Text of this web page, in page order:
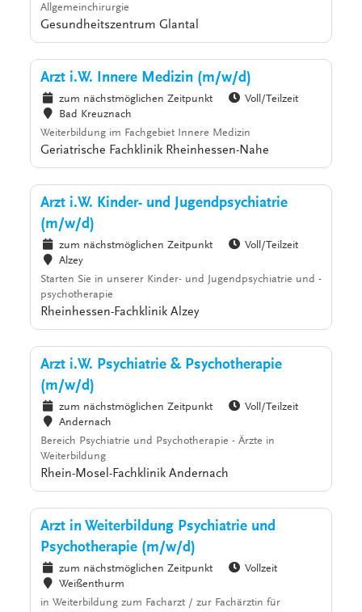
Allgemeinchirurgie
Gesundheitszentrum Glantal
Arzt i.W. Innere Medizin (m/w/d)
zum nächstmöglichen Zeitpunkt
Voll/Teilzeit
Bad Kreuznach
Weiterbildung im Fachgebiet Innere Medizin
Geriatrische Fachklinik Rheinhessen-Nahe
Arzt i.W. Kinder- und Jugendpsychiatrie
(m/w/d)
zum nächstmöglichen Zeitpunkt
Voll/Teilzeit
Alzey
Starten Sie in unserer Kinder- und Jugendpsychiatrie und -
psychotherapie
Rheinhessen-Fachklinik Alzey
Arzt i.W. Psychiatrie & Psychotherapie
(m/w/d)
zum nächstmöglichen Zeitpunkt
Voll/Teilzeit
Andernach
Bereich Psychiatrie und Psychotherapie - Ärzte in
Weiterbildung
Rhein-Mosel-Fachklinik Andernach
Arzt in Weiterbildung Psychiatrie und
Psychotherapie (m/w/d)
zum nächstmöglichen Zeitpunkt
Vollzeit
Weißenthurm
in Weiterbildung zum Facharzt / zur Fachärztin für